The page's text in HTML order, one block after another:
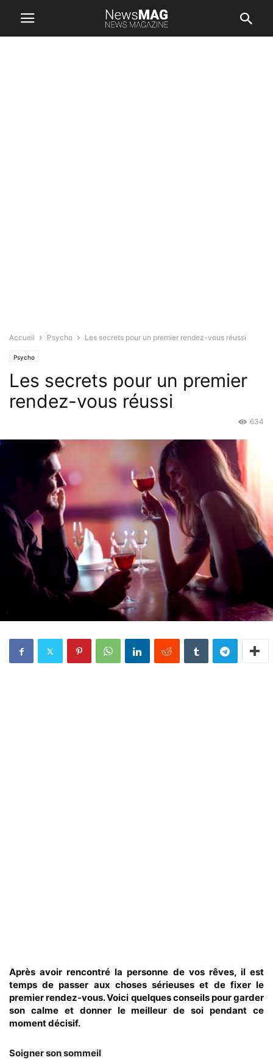
Accueil Psycho Les secrets pour un premier rendez-vous réussi
Psycho
Les secrets pour un premier
rendez-vous réussi
634
Après avoir rencontré la personne de vos rêves, il est
temps de passer aux choses sérieuses et de fixer le
premier rendez-vous. Voici quelques conseils pour garder
son calme et donner le meilleur de soi pendant ce
moment décisif.
Soigner son sommeil